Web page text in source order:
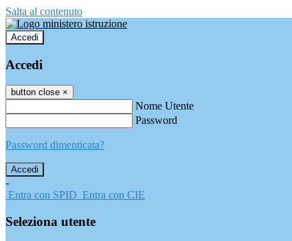
Salta al contenuto
Accedi
Accedi
button close ×
Nome Utente
Password
Password dimenticata?
-
Entra con SPID Entra con CIE
Seleziona utente